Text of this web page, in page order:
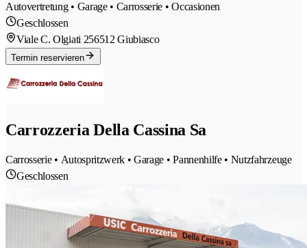
Autovertretung • Garage • Carrosserie • Occasionen
Geschlossen
Viale C. Olgiati 256512 Giubiasco
Termin reservieren
Carrozzeria Della Cassina Sa
Carrosserie • Autospritzwerk • Garage • Pannenhilfe • Nutzfahrzeuge
Geschlossen